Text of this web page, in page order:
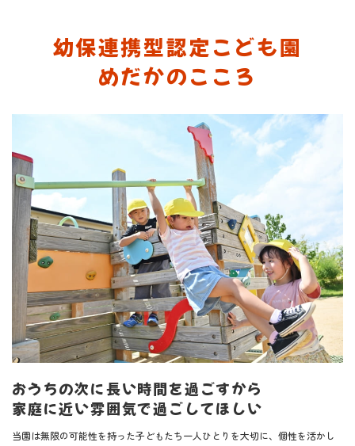
幼保連携型認定こども園
​​​​​​​めだかのこころ
おうちの次に長い時間を過ごすから​​​​​​​
家庭に近い雰囲気で過ごしてほしい
当園は無限の可能性を持った子どもたち一人ひとりを大切に、個性を活かし